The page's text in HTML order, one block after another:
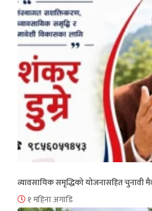
व्यावसायिक समृद्धिको योजनासहित चुनावी
१ महिना अगाडि